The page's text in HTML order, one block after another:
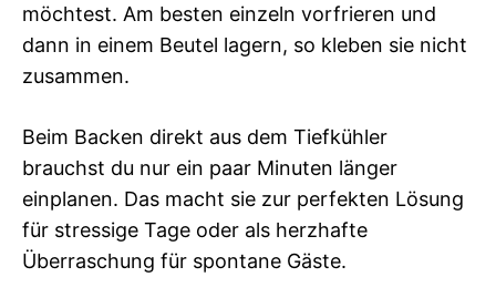
möchtest. Am besten einzeln vorfrieren und
dann in einem Beutel lagern, so kleben sie nicht
zusammen.
Beim Backen direkt aus dem Tiefkühler
brauchst du nur ein paar Minuten länger
einplanen. Das macht sie zur perfekten Lösung
für stressige Tage oder als herzhafte
Überraschung für spontane Gäste.